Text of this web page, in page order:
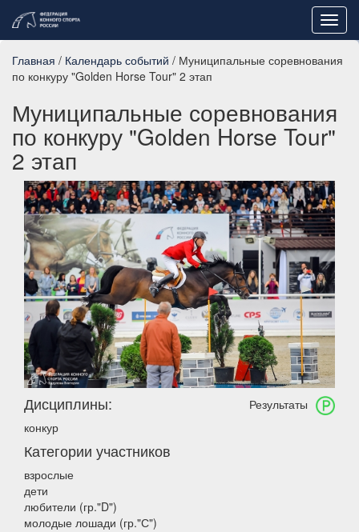
Главная / Календарь событий / Муниципальные соревнования
по конкуру "Golden Horse Tour" 2 этап
Муниципальные соревнования
по конкуру "Golden Horse Tour"
2 этап
Результаты
Дисциплины:
конкур
Категории участников
взрослые
дети
любители (гр."D")
молодые лошади (гр."С")